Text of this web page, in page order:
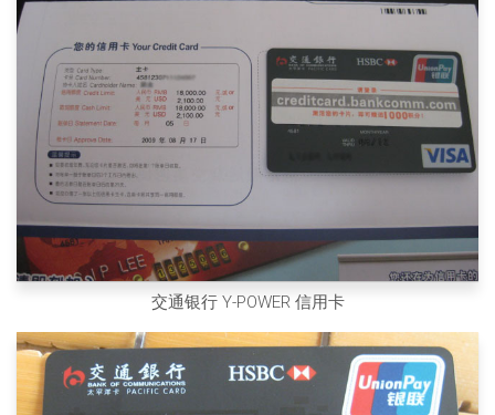
交通银行 Y-POWER 信用卡